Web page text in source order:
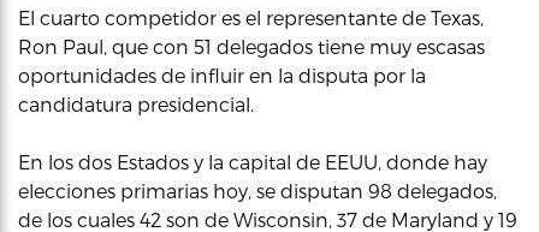
El cuarto competidor es el representante de Texas,
Ron Paul, que con 51 delegados tiene muy escasas
oportunidades de influir en la disputa por la
candidatura presidencial.
En los dos Estados y la capital de EEUU, donde hay
elecciones primarias hoy, se disputan 98 delegados,
de los cuales 42 son de Wisconsin, 37 de Maryland y 19